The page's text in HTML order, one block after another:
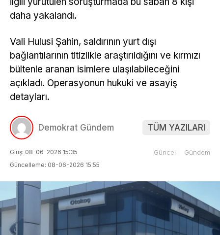
daha yakalandı.
Vali Hulusi Şahin, saldırının yurt dışı
bağlantılarının titizlikle araştırıldığını ve kırmızı
bültenle aranan isimlere ulaşılabileceğini
açıkladı. Operasyonun hukuki ve asayiş
detayları.
Demokrat Gündem TÜM YAZILARI
Giriş: 08-06-2026 15:35
Güncelleme: 08-06-2026 15:55
Güncel Gündem